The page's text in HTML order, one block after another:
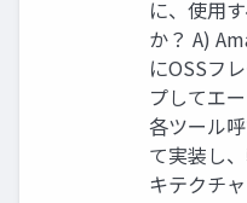
に、使用
か？ A)
にOSSフ
プしてエ
各ツール
て実装し
キテクチ